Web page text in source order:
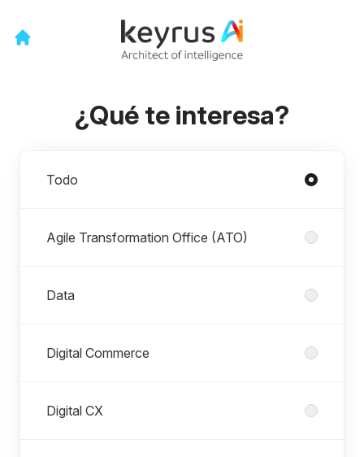
¿Qué te interesa?
Todo
Agile Transformation Office (ATO)
Data
Digital Commerce
Digital CX